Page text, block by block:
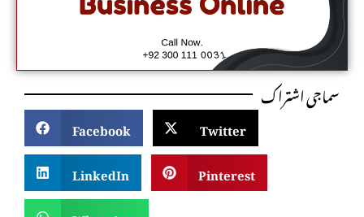
سماجی اشتراک
Facebook
Twitter
LinkedIn
Pinterest